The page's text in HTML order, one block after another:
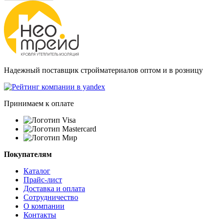
Надежный поставщик стройматериалов оптом и в розницу
Принимаем к оплате
Покупателям
Каталог
Прайс-лист
Доставка и оплата
Сотрудничество
О компании
Контакты